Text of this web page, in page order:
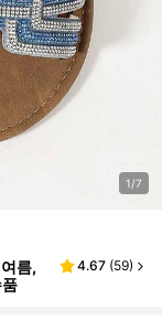
1/7
름,
4.67 (59)